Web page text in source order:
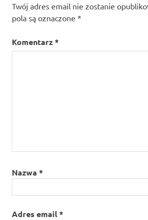
Twój adres email nie zostanie
pola są oznaczone *
Komentarz*
Nazwa *
Adres email*